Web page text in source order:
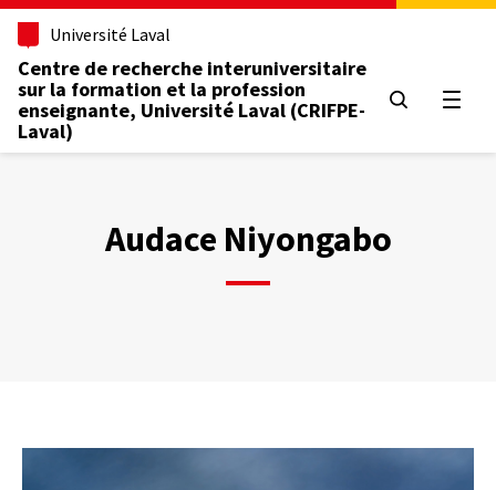
Aller
contenu
principal
Université Laval
Centre de recherche interuniversitaire
sur la formation et la profession
enseignante, Université Laval (CRIFPE-
Laval)
Audace Niyongabo